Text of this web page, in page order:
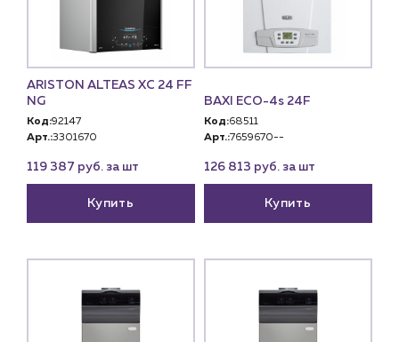
ARISTON ALTEAS XC 24 FF
NG
Код:92147
Арт.:3301670
119 387 руб. за шт
Купить
BAXI ECO-4s 24F
Код:68511
Арт.:7659670--
126 813 руб. за шт
Купить